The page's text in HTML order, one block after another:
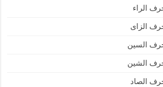
الراء
الزاى
حرف السين
حرف الشين
الصاد